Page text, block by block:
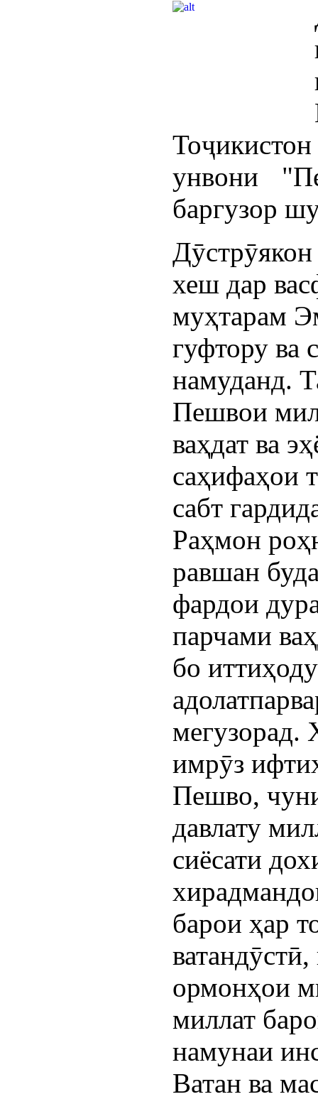
унвони
баргузор
хеш дар
муҳтарам
гуфтору ва
намуданд.
Пешвои
ваҳдат ва
саҳифаҳои
сабт
Раҳмон
равшан
фардои
парчами
бо
мегузорад.
имрӯз
Пешво,
давлату
сиёсати
барои ҳар
ормонҳои
миллат
намунаи
Ватан ва